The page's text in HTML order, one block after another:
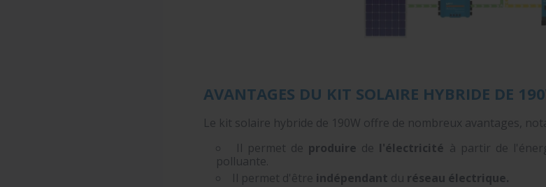
AVANTAGES DU KIT SOLAIRE HYBRIDE DE
Le kit solaire hybride de 190W offre de nombreux avantages,
Il permet de produire de l'électricité à partir de
polluante.
Il permet d'être indépendant du réseau électrique.